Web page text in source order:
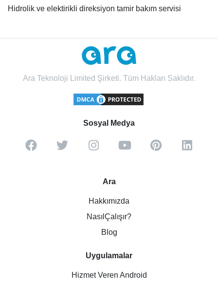
Hidrolik ve elektirikli direksiyon tamir bakım servisi
Ara Teknoloji Limited Şirketi. Tüm Hakları Saklıdır.
Sosyal Medya
Ara
Hakkımızda
NasılÇalışır?
Blog
Uygulamalar
Hizmet Veren Android